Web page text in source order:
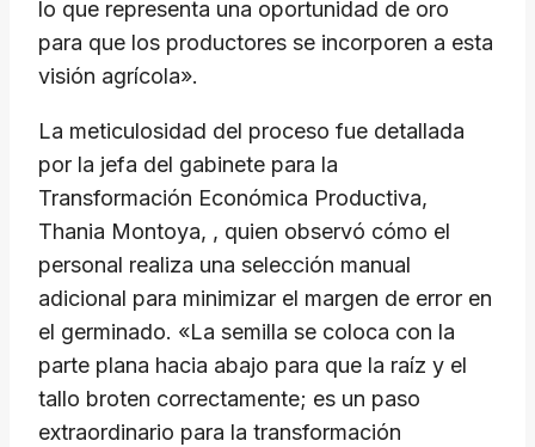
lo que representa una oportunidad de oro
para que los productores se incorporen a esta
visión agrícola».
La meticulosidad del proceso fue detallada
por la jefa del gabinete para la
Transformación Económica Productiva,
Thania Montoya, , quien observó cómo el
personal realiza una selección manual
adicional para minimizar el margen de error en
el germinado. «La semilla se coloca con la
parte plana hacia abajo para que la raíz y el
tallo broten correctamente; es un paso
extraordinario para la transformación